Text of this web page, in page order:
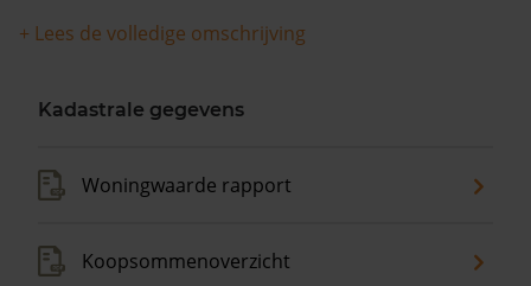
+ Lees de volledige omschrijving
Kadastrale gegevens
Woningwaarde rapport
Koopsommenoverzicht